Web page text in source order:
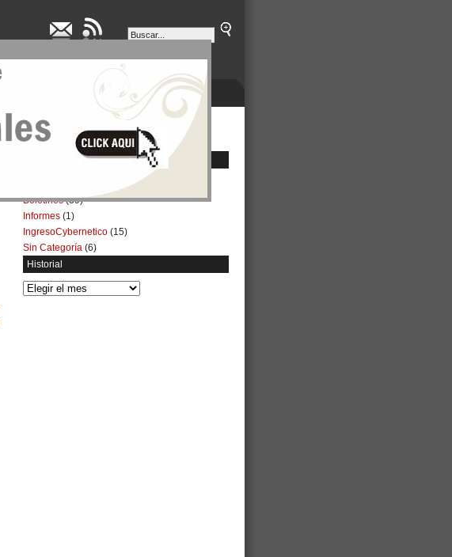
BOLETINES NEGOCIOS
Boletines(39)
Informes (1)
IngresoCybernetico (15)
Sin Categoría (6)
Historial
Historial